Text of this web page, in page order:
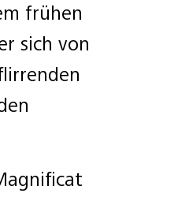
frühen
sich von